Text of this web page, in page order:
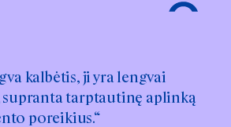
kalbėtis, ji yra lengvai
tarptautinę aplinką
poreikius.“